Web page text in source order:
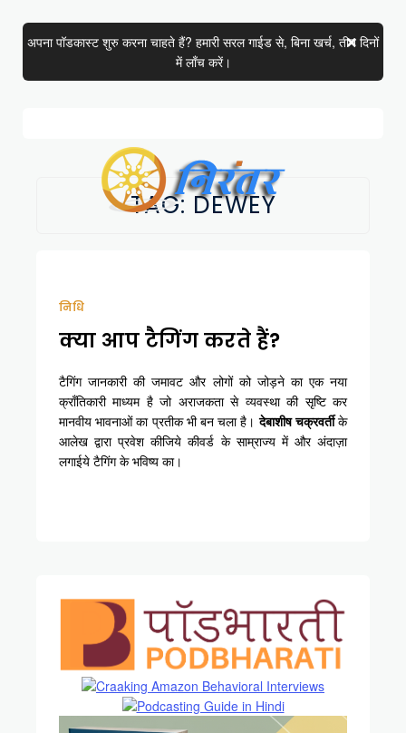
अपना पॉडकास्ट शुरु करना चाहते हैं? हमारी सरल गाईड से, बिना खर्च, तीन दिनों
में लाँच करें।
TAG: DEWEY
निधि
क्या आप टैगिंग करते हैं?
टैगिंग जानकारी की जमावट और लोगों को जोड़ने का एक नया
क्राँतिकारी माध्यम है जो अराजकता से व्यवस्था की सृष्टि कर
मानवीय भावनाओं का प्रतीक भी बन चला है।देबाशीष चक्रवर्तीके
आलेख द्वारा प्रवेश कीजिये कीवर्ड के साम्राज्य में और अंदाज़ा
लगाईये टैगिंग के भविष्य का।